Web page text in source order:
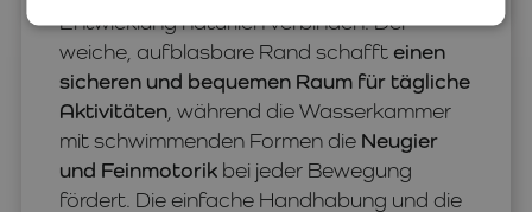
Entwicklung natürlich verbinden. Der
weiche, aufblasbare Rand schaffteinen
sicheren und bequemen Raum für tägliche
Aktivitäten , während die Wasserkammer
mit schwimmenden Formen die Neugier
und Feinmotorik bei jeder Bewegung
fördert. Die einfache Handhabung und die